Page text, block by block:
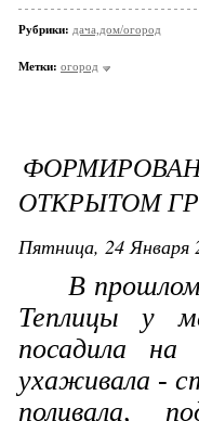
Рубрики: дача,дом/огород
Метки: огород
ОТКРЫТОМ
Пятница, 24 Января
В прошлом
Теплицы у
посадила
ухаживала -
поливала,